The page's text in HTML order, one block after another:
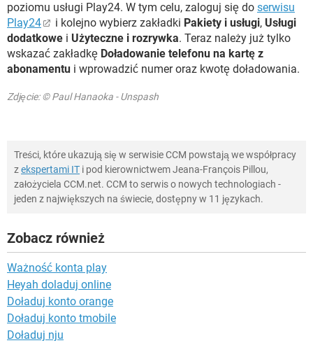
poziomu usługi Play24. W tym celu, zaloguj się do serwisu
Play24
i kolejno wybierz zakładki Pakiety i usługi, Usługi
dodatkowe i Użyteczne i rozrywka. Teraz należy już tylko
wskazać zakładkę Doładowanie telefonu na kartę z
abonamentu i wprowadzić numer oraz kwotę doładowania.
Zdjęcie: © Paul Hanaoka - Unspash
Treści, które ukazują się w serwisie CCM powstają we współpracy
zekspertami IT i pod kierownictwem Jeana-François Pillou,
założyciela CCM.net. CCM to serwis o nowych technologiach -
jeden z największych na świecie, dostępny w 11 językach.
Zobacz również
Ważność konta play
Heyah doladuj online
Doładuj konto orange
Doładuj konto tmobile
Doładuj nju